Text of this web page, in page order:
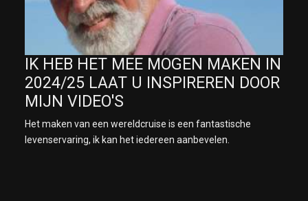
IK HEB HET MEE MOGEN MAKEN IN
2024/25 LAAT U INSPIREREN DOOR
MIJN VIDEO'S
Het maken van een wereldcruise is een fantastische
levenservaring, ik kan het iedereen aanbevelen.